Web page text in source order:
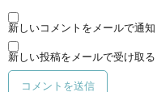
新しいコメントをメールで通知
新しい投稿をメールで受け取る